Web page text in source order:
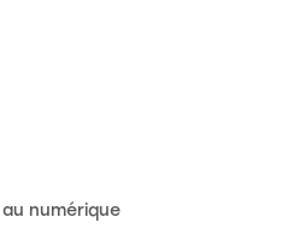
numérique